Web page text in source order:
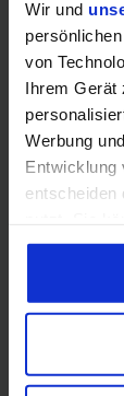
Wir und
von
Ihrem Gerät
Werbung
Entwicklung
entscheiden
Cookie-
Trigger
welche